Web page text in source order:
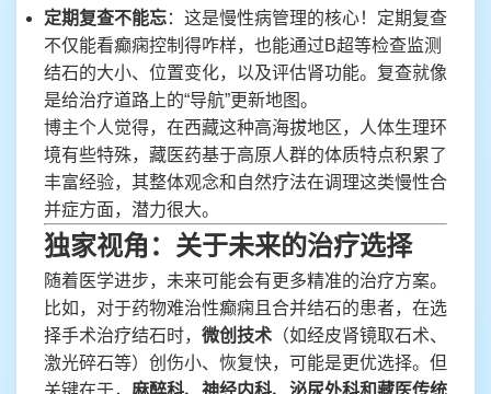
定期复查不能忘：这是慢性病管理的核心！定期复查
不仅能看癫痫控制得咋样，也能通过B超等检查监测
结石的大小、位置变化，以及评估肾功能。复查就像
是给治疗道路上的“导航”更新地图。
博主个人觉得，在西藏这种高海拔地区，人体生理环
境有些特殊，藏医药基于高原人群的体质特点积累了
丰富经验，其整体观念和自然疗法在调理这类慢性合
并症方面，潜力很大。
独家视角：关于未来的治疗选择
随着医学进步，未来可能会有更多精准的治疗方案。
比如，对于药物难治性癫痫且合并结石的患者，在选
择手术治疗结石时， 微创技术 （如经皮肾镜取石术、
激光碎石等）创伤小、恢复快，可能是更优选择。但
关键在于， 麻醉科、神经内科、泌尿外科和藏医传统